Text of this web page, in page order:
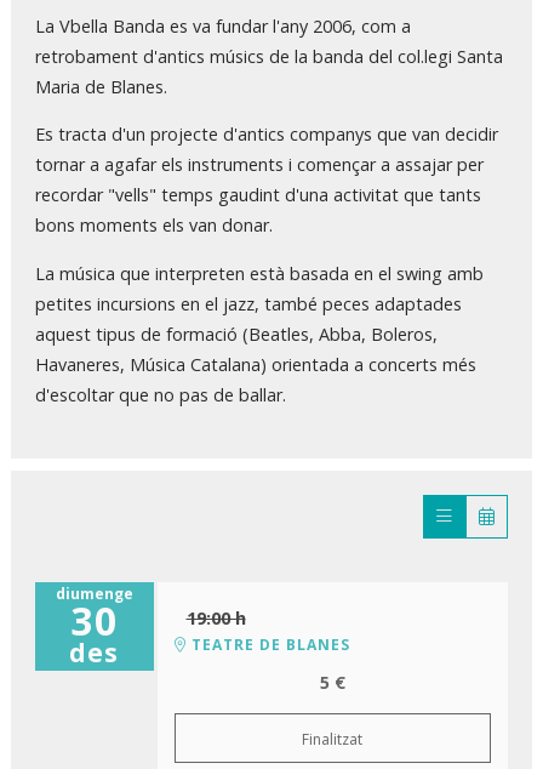
La Vbella Banda es va fundar l'any 2006, com a
retrobament d'antics músics de la banda del col.legi Santa
Maria de Blanes.
Es tracta d'un projecte d'antics companys que van decidir
tornar a agafar els instruments i començar a assajar per
recordar "vells" temps gaudint d'una activitat que tants
bons moments els van donar.
La música que interpreten està basada en el swing amb
petites incursions en el jazz, també peces adaptades
aquest tipus de formació (Beatles, Abba, Boleros,
Havaneres, Música Catalana) orientada a concerts més
d'escoltar que no pas de ballar.
diumenge
30
des
19:00 h
TEATRE DE BLANES
5 €
Finalitzat